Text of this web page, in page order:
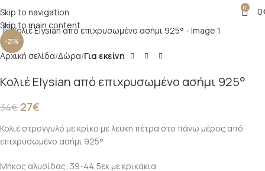
Skip to navigation
Skip to main content
0 0
-21%
Click to enlarge
Αρχική σελίδα Δώρα Για εκείνη
Κολιέ Elysian από επιχρυσωμένο ασήμι 925°
34€ 27€
Κολιέ στρογγυλό με κρίκο με λευκή πέτρα στο πάνω μέρος από
επιχρυσωμένο ασήμι 925°
Μήκος αλυσίδας: 39-44,5εκ με κρικάκια